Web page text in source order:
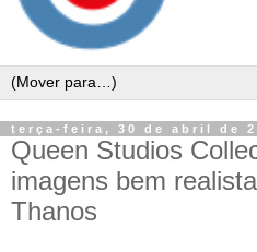
terça-feira, 30 de abril de
Queen Studios
imagens bem
Thanos